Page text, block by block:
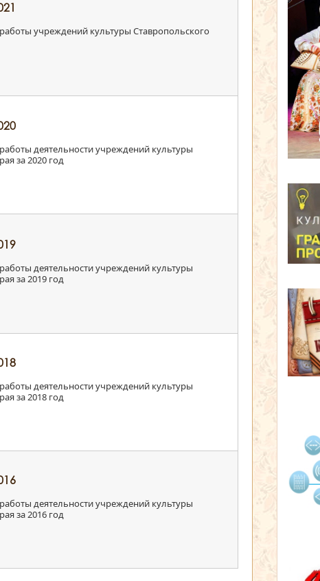
учреждений культуры Ставропольского
деятельности учреждений культуры
за 2020 год
деятельности учреждений культуры
за 2019 год
деятельности учреждений культуры
за 2018 год
деятельности учреждений культуры
за 2016 год